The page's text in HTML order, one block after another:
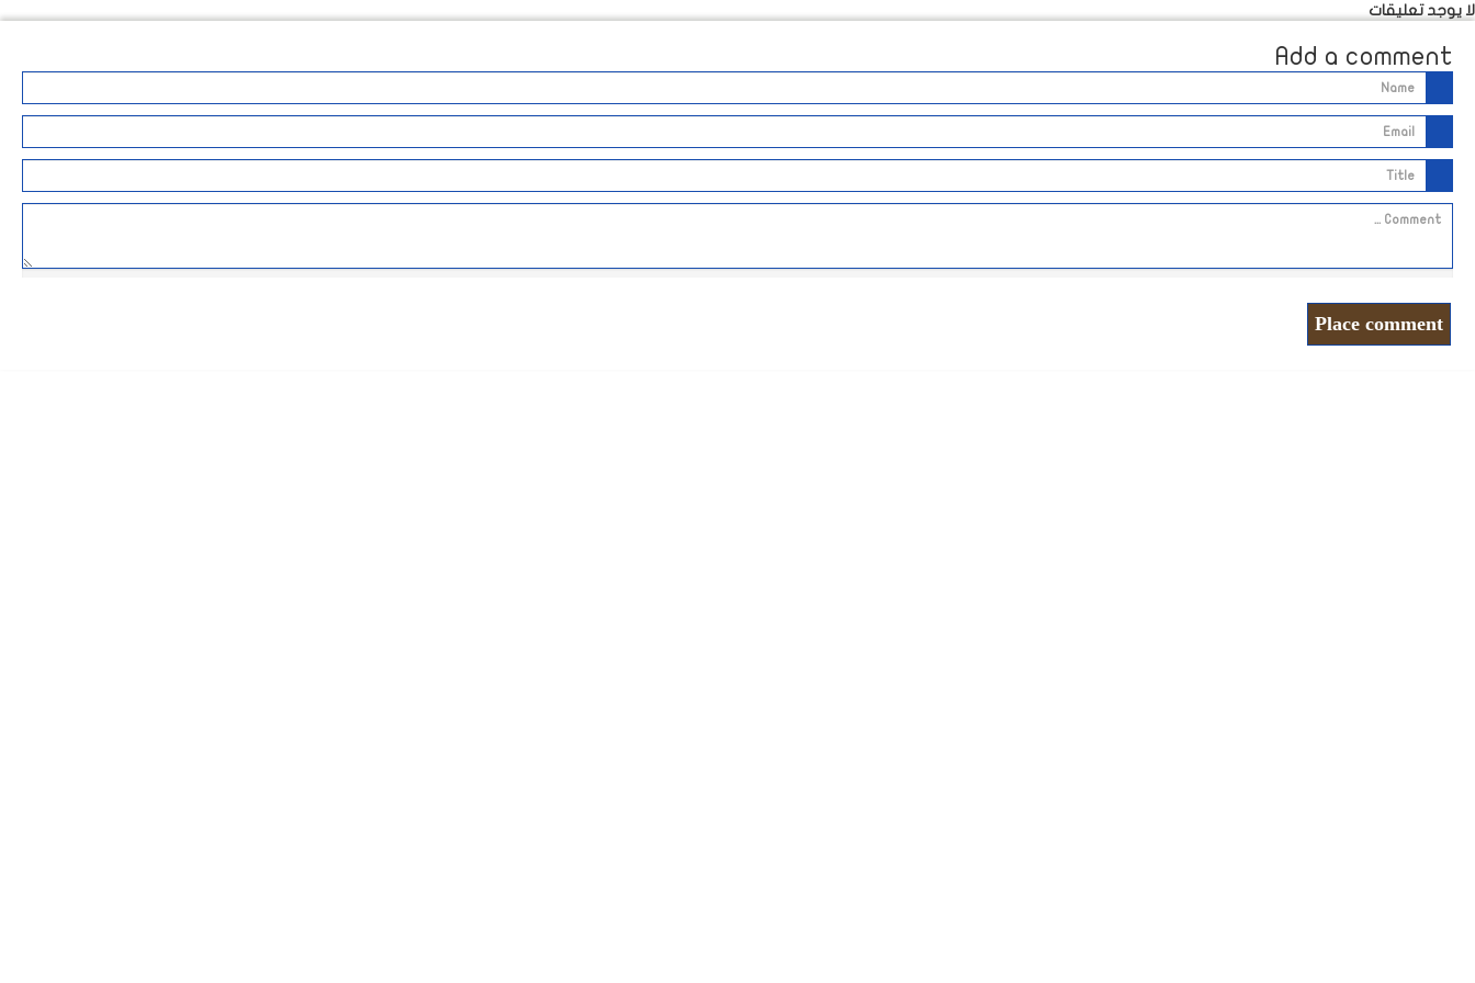
لا يوجد تعليقات
Add a comment
Place comment